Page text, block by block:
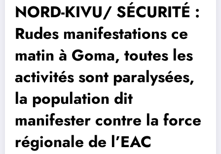
NORD-KIVU/ SÉCURITÉ :
Rudes manifestations ce
matin à Goma, toutes les
activités sont paralysées,
la population dit
manifester contre la force
régionale de l’EAC